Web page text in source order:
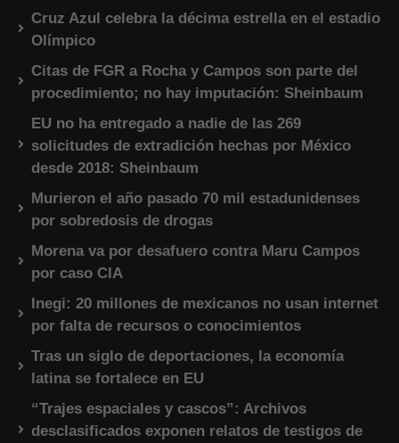
Cruz Azul celebra la décima estrella en el estadio
Olímpico
Citas de FGR a Rocha y Campos son parte del
procedimiento; no hay imputación: Sheinbaum
EU no ha entregado a nadie de las 269
solicitudes de extradición hechas por México
desde 2018: Sheinbaum
Murieron el año pasado 70 mil estadunidenses
por sobredosis de drogas
Morena va por desafuero contra Maru Campos
por caso CIA
Inegi: 20 millones de mexicanos no usan internet
por falta de recursos o conocimientos
Tras un siglo de deportaciones, la economía
latina se fortalece en EU
“Trajes espaciales y cascos”: Archivos
desclasificados exponen relatos de testigos de